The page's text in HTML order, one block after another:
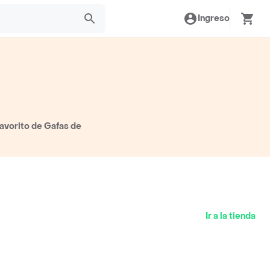
Ingreso
de Gafas de
Ir a la tienda